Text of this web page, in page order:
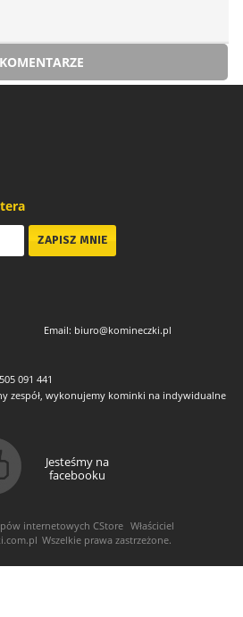
KOMENTARZE
Email: biuro@komineczki.pl
091 441
zespół, wykonujemy kominki na indywidualne
Jesteśmy na
facebooku
internetowych CStore Właściciel
Wszelkie prawa zastrzeżone.